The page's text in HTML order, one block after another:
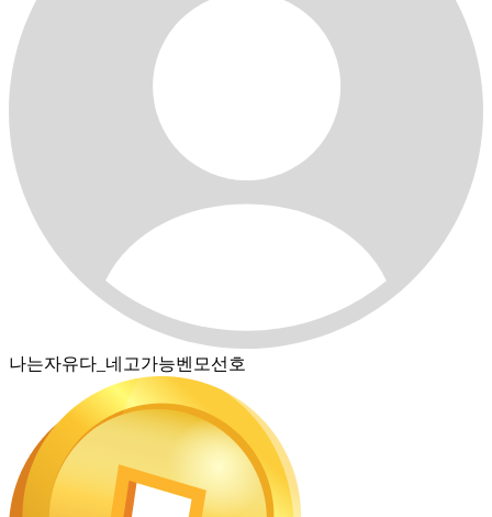
나는자유다_네고가능벤모선호